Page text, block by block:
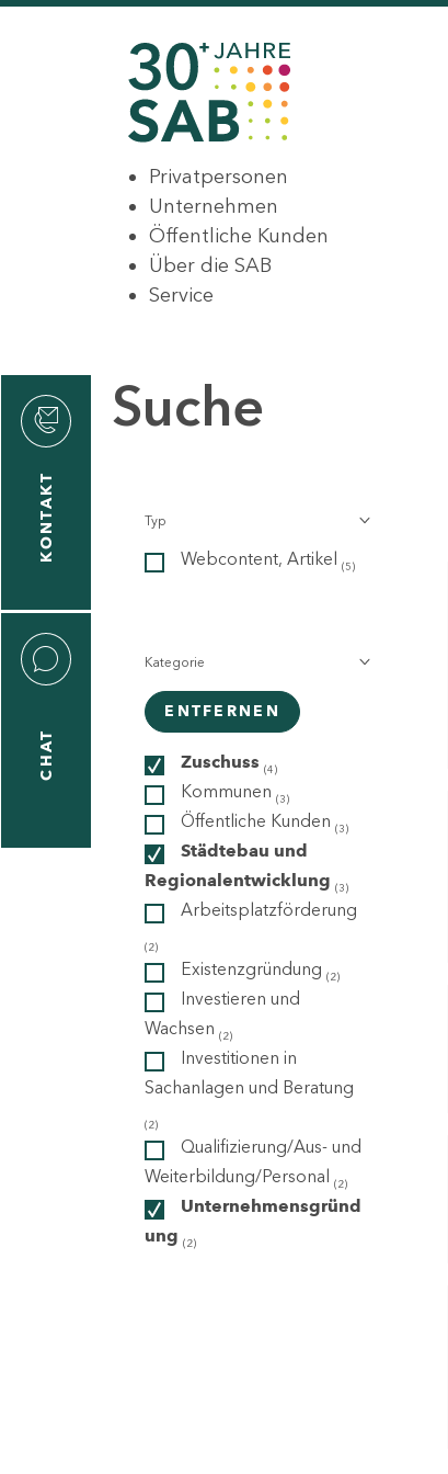
Privatpersonen
Unternehmen
Öffentliche Kunden
Über die SAB
Service
KONTAKT
CHAT
Suche
Typ
Webcontent, Artikel (5)
Kategorie
ENTFERNEN
Zuschuss (4)
Kommunen (3)
Öffentliche Kunden (3)
Städtebau und
Regionalentwicklung (3)
Arbeitsplatzförderung
(2)
Existenzgründung (2)
Investieren und
Wachsen (2)
Investitionen in
Sachanlagen und Beratung
(2)
Qualifizierung/Aus- und
Weiterbildung/Personal (2)
Unternehmensgründ
ung (2)